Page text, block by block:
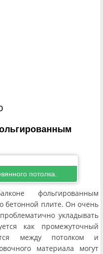
потолка.
фольгированным
бетонной плите. Он очень
укладывать
как промежуточный
между потолком и
материала могут